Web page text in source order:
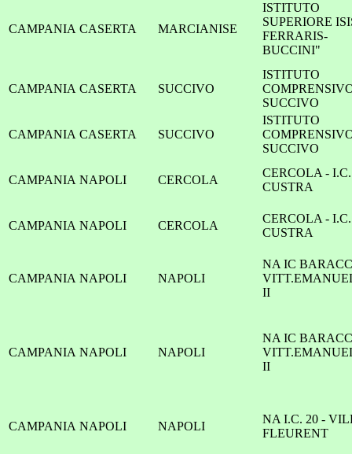
CAMPANIA CASERTA MARCIANISE
ISTITUTO
SUPERIORE
FERRARIS-
BUCCINI"
CAMPANIA CASERTA SUCCIVO
ISTITUTO
SUCCIVO
CAMPANIA CASERTA SUCCIVO
ISTITUTO
SUCCIVO
CAMPANIA NAPOLI CERCOLA
CERCOLA - I.C.
CUSTRA
CAMPANIA NAPOLI CERCOLA
CERCOLA - I.C.
CUSTRA
CAMPANIA NAPOLI NAPOLI
NA IC
II
CAMPANIA NAPOLI NAPOLI
NA IC
II
CAMPANIA NAPOLI NAPOLI
NA I.C. 20 -
FLEURENT